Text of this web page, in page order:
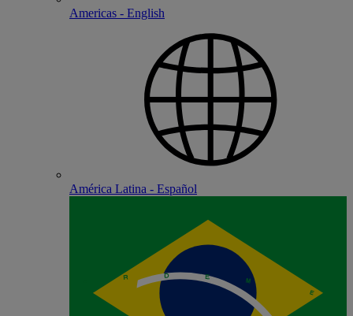
Americas - English
América Latina - Español